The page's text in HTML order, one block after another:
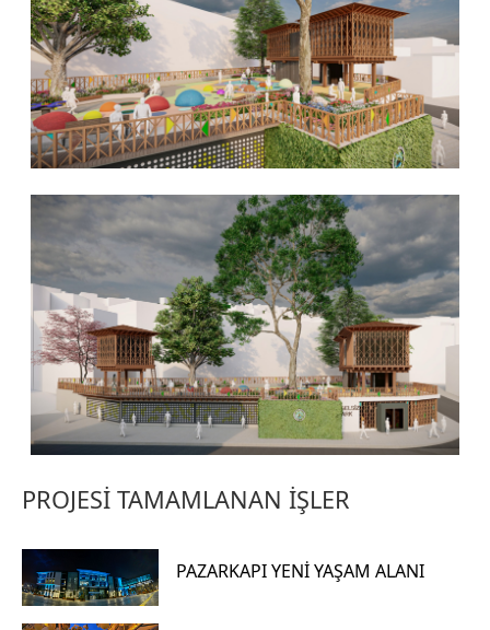
Hızlı
PROJESİ TAMAMLANAN İŞLER
PAZARKAPI YENİ YAŞAM ALANI